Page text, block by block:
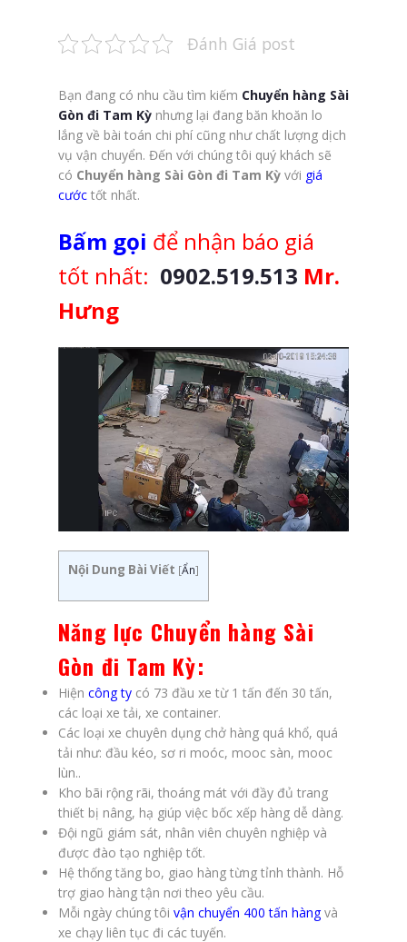
Đánh Giá post
Bạn đang có nhu cầu tìm kiếm Chuyển hàng Sài
Gòn đi Tam Kỳ nhưng lại đang băn khoăn lo
lắng về bài toán chi phí cũng như chất lượng dịch
vụ vận chuyển. Đến với chúng tôi quý khách sẽ
có Chuyển hàng Sài Gòn đi Tam Kỳ với giá
cước tốt nhất.
Bấm gọi để nhận báo giá
tốt nhất: 0902.519.513 Mr.
Hưng
Nội Dung Bài Viết [Ẩn]
Năng lực Chuyển hàng Sài
Gòn đi Tam Kỳ:
Hiện công ty có 73 đầu xe từ 1 tấn đến 30 tấn,
các loại xe tải, xe container.
Các loại xe chuyên dụng chở hàng quá khổ, quá
tải như: đầu kéo, sơ ri moóc, mooc sàn, mooc
lùn..
Kho bãi rộng rãi, thoáng mát với đầy đủ trang
thiết bị nâng, hạ giúp việc bốc xếp hàng dễ dàng.
Đội ngũ giám sát, nhân viên chuyên nghiệp và
được đào tạo nghiệp tốt.
Hệ thống tăng bo, giao hàng từng tỉnh thành. Hỗ
trợ giao hàng tận nơi theo yêu cầu.
Mỗi ngày chúng tôi vận chuyển 400 tấn hàng và
xe chạy liên tục đi các tuyến.